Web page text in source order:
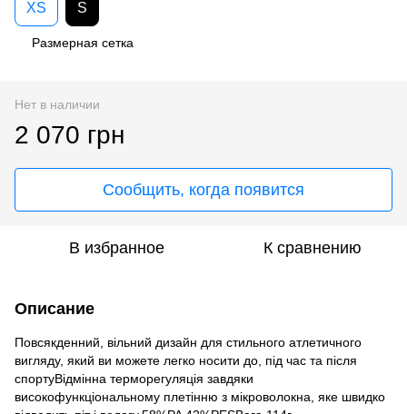
XS S
Размерная сетка
Нет в наличии
2 070 грн
Сообщить, когда появится
В избранное К сравнению
Описание
Повсякденний, вільний дизайн для стильного атлетичного
вигляду, який ви можете легко носити до, під час та після
спортуВідмінна терморегуляція завдяки
високофункціональному плетінню з мікроволокна, яке швидко